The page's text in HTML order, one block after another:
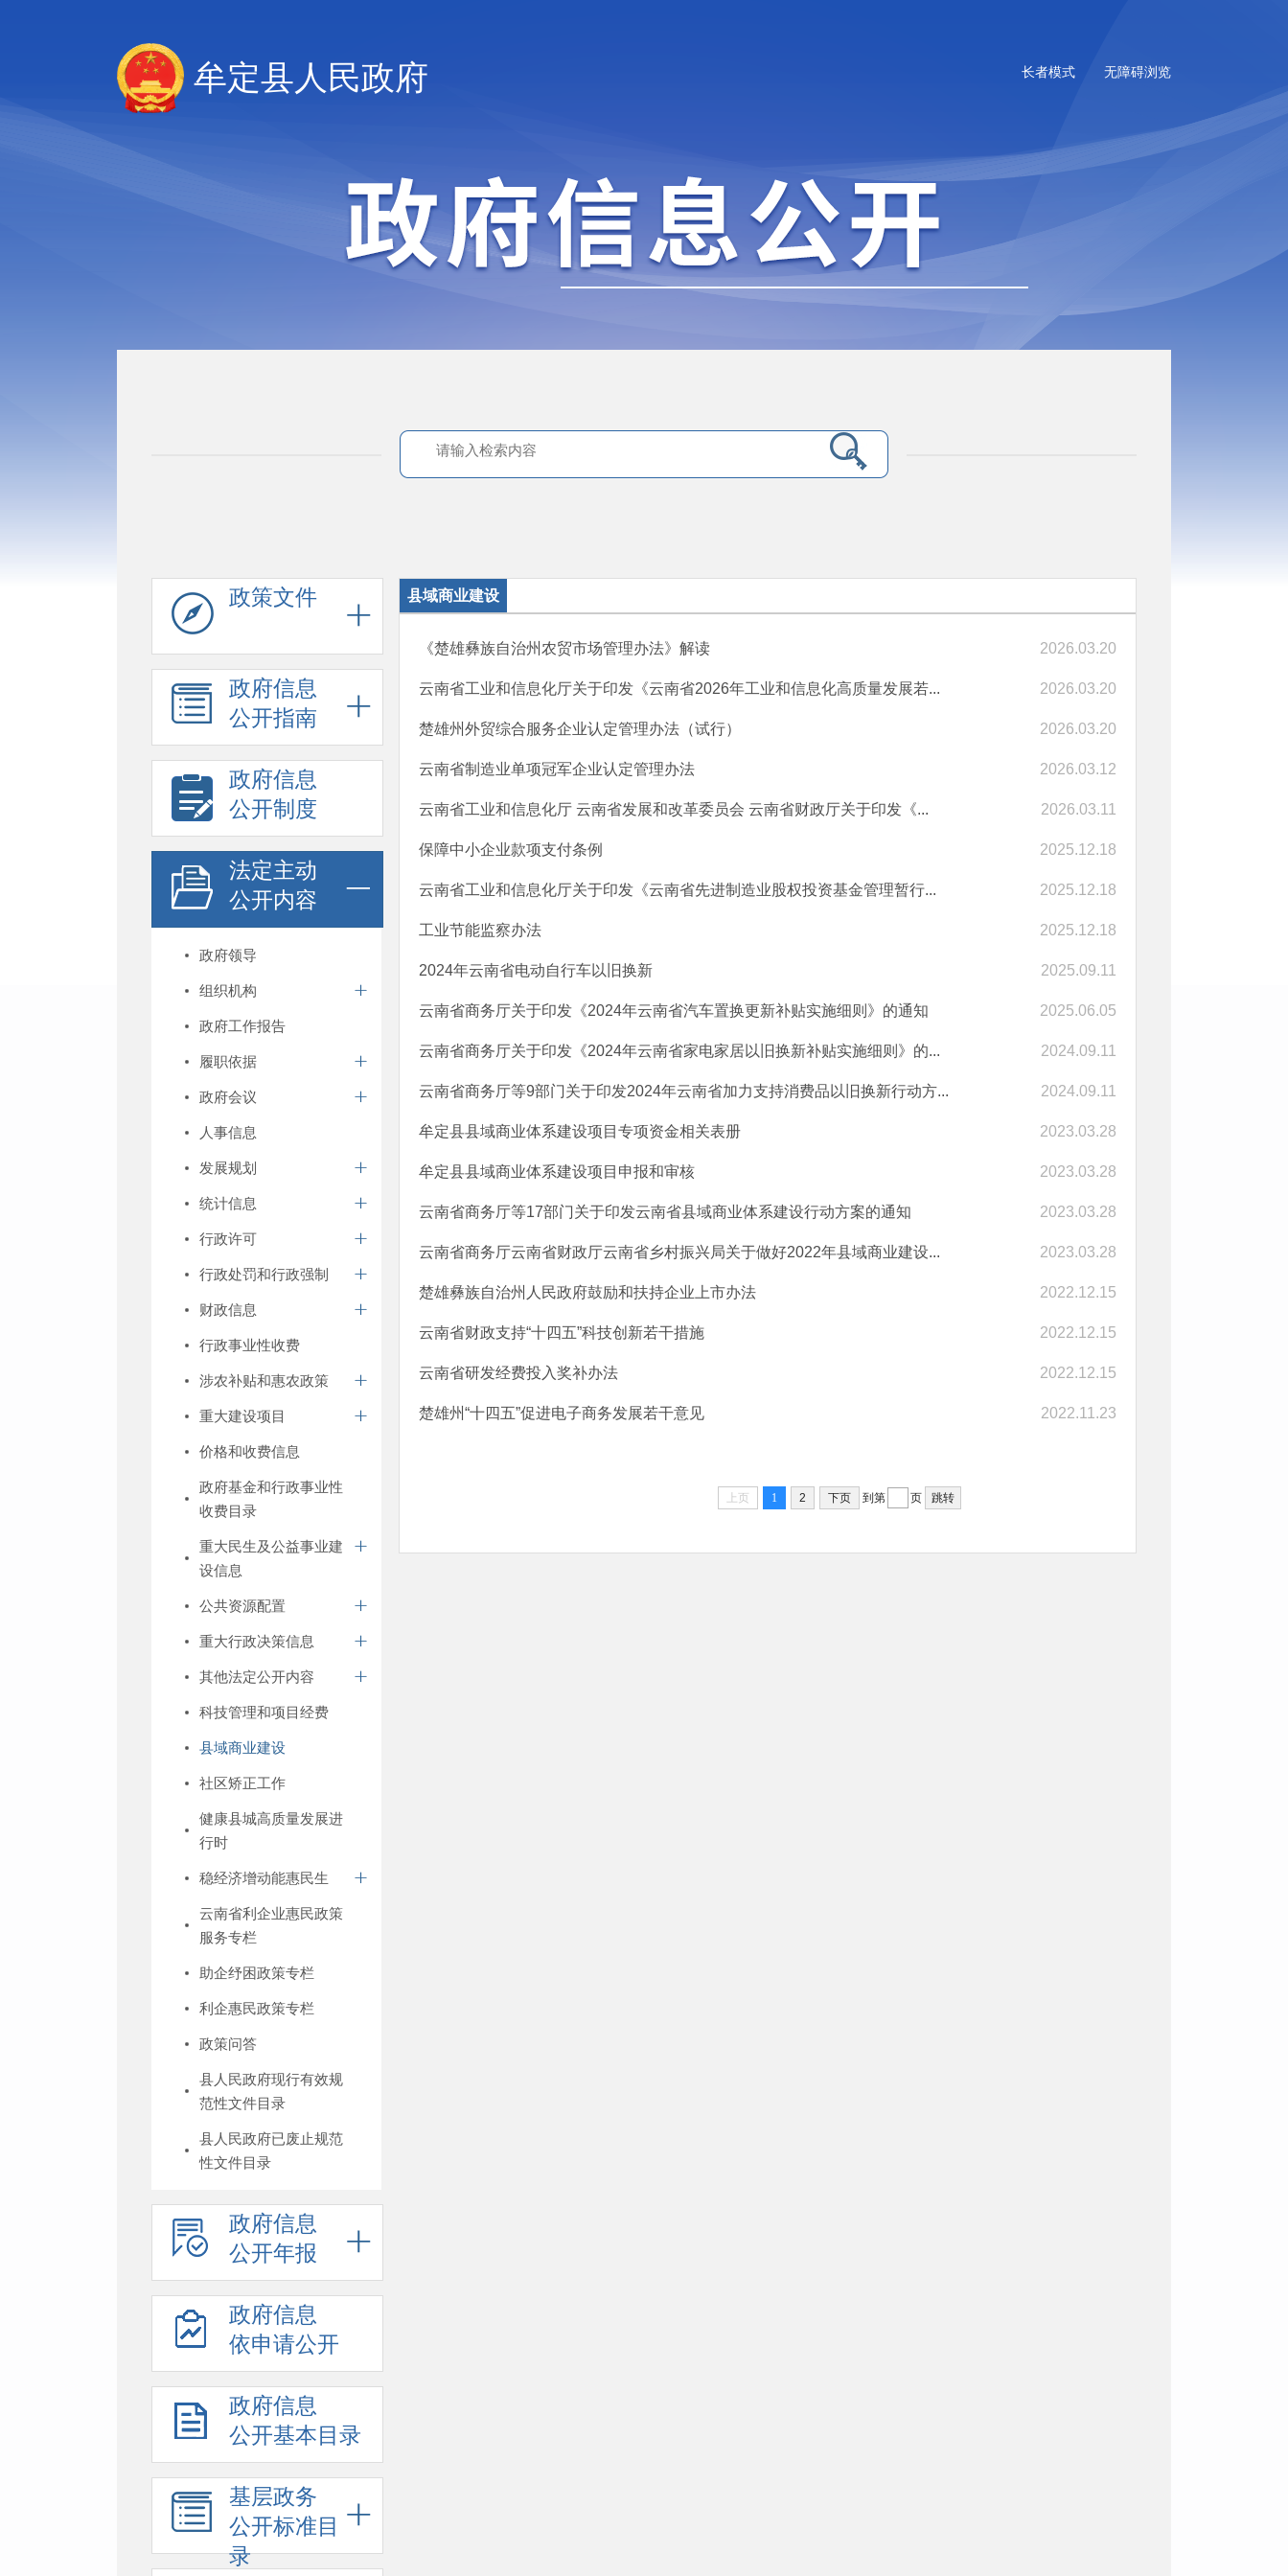
无障碍浏览
长者模式
牟定县人民政府
政策文件
政府信息
公开指南
政府信息
公开制度
法定主动
公开内容
政府领导
组织机构
政府工作报告
履职依据
政府会议
人事信息
发展规划
统计信息
行政许可
行政处罚和行政强制
财政信息
行政事业性收费
涉农补贴和惠农政策
重大建设项目
价格和收费信息
政府基金和行政事业性
收费目录
重大民生及公益事业建
设信息
公共资源配置
重大行政决策信息
其他法定公开内容
科技管理和项目经费
县域商业建设
社区矫正工作
健康县城高质量发展进
行时
稳经济增动能惠民生
云南省利企业惠民政策
服务专栏
助企纾困政策专栏
利企惠民政策专栏
政策问答
县人民政府现行有效规
范性文件目录
县人民政府已废止规范
性文件目录
政府信息
公开年报
政府信息
依申请公开
政府信息
公开基本目录
基层政务
公开标准目
录
县域商业建设
《楚雄彝族自治州农贸市场管理办法》解读 2026.03.20
云南省工业和信息化厅关于印发《云南省2026年工业和信息化高质量发展若... 2026.03.20
楚雄州外贸综合服务企业认定管理办法（试行） 2026.03.20
云南省制造业单项冠军企业认定管理办法 2026.03.12
云南省工业和信息化厅 云南省发展和改革委员会 云南省财政厅关于印发《... 2026.03.11
保障中小企业款项支付条例 2025.12.18
云南省工业和信息化厅关于印发《云南省先进制造业股权投资基金管理暂行... 2025.12.18
工业节能监察办法 2025.12.18
2024年云南省电动自行车以旧换新 2025.09.11
云南省商务厅关于印发《2024年云南省汽车置换更新补贴实施细则》的通知 2025.06.05
云南省商务厅关于印发《2024年云南省家电家居以旧换新补贴实施细则》的... 2024.09.11
云南省商务厅等9部门关于印发2024年云南省加力支持消费品以旧换新行动方... 2024.09.11
牟定县县域商业体系建设项目专项资金相关表册 2023.03.28
牟定县县域商业体系建设项目申报和审核 2023.03.28
云南省商务厅等17部门关于印发云南省县域商业体系建设行动方案的通知 2023.03.28
云南省商务厅云南省财政厅云南省乡村振兴局关于做好2022年县域商业建设... 2023.03.28
楚雄彝族自治州人民政府鼓励和扶持企业上市办法 2022.12.15
云南省财政支持“十四五”科技创新若干措施 2022.12.15
云南省研发经费投入奖补办法 2022.12.15
楚雄州“十四五”促进电子商务发展若干意见 2022.11.23
上页 1 2 下页 到第 页 跳转